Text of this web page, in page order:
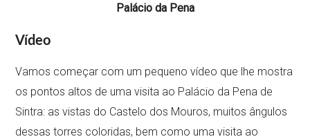
Palácio da Pena
Vídeo
Vamos começar com um pequeno vídeo que lhe mostra
os pontos altos de uma visita ao Palácio da Pena de
Sintra: as vistas do Castelo dos Mouros, muitos ângulos
dessas torres coloridas, bem como uma visita ao